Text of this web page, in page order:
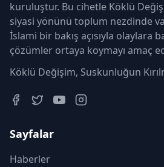
kuruluştur. Bu cihetle Köklü
siyasi yönünü toplum nezdinde
İslami bir bakış açısıyla olaylara
çözümler ortaya koymayı amaç
Köklü Değişim, Suskunluğun
Sayfalar
Haberler